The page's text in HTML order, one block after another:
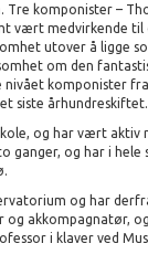
Tre komponister –
vært medvirkende
utover å ligge
om den
komponister
siste århundreskiftet.
og har vært aktiv
ganger, og har i
og har
og akkompagnatør,
i klaver ved